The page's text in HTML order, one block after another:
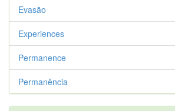
Evasão
Experiences
Permanence
Permanência